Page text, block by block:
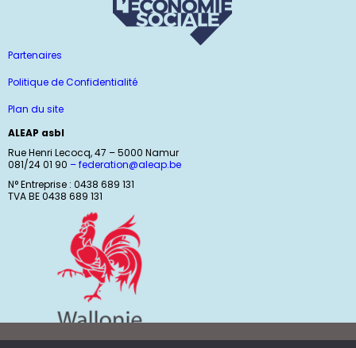
Partenaires
Politique de Confidentialité
Plan du site
ALEAP asbl
Rue Henri Lecocq, 47 – 5000 Namur
081/24 01 90 –federation@aleap.be
N° Entreprise : 0438 689 131
TVA BE 0438 689 131